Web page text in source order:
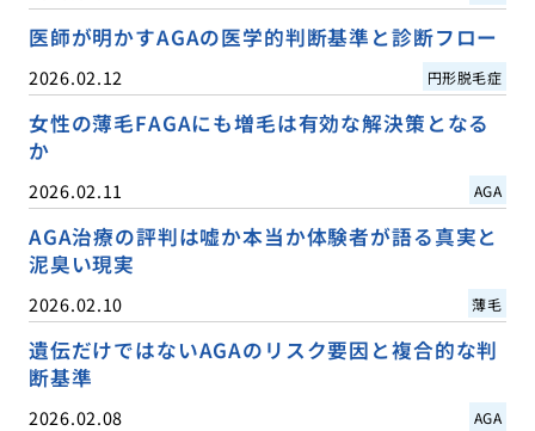
医師が明かすAGAの医学的判断基準と診断フロー
2026.02.12 円形脱毛症
女性の薄毛FAGAにも増毛は有効な解決策となる
か
2026.02.11 AGA
AGA治療の評判は嘘か本当か体験者が語る真実と
泥臭い現実
2026.02.10 薄毛
遺伝だけではないAGAのリスク要因と複合的な判
断基準
2026.02.08 AGA